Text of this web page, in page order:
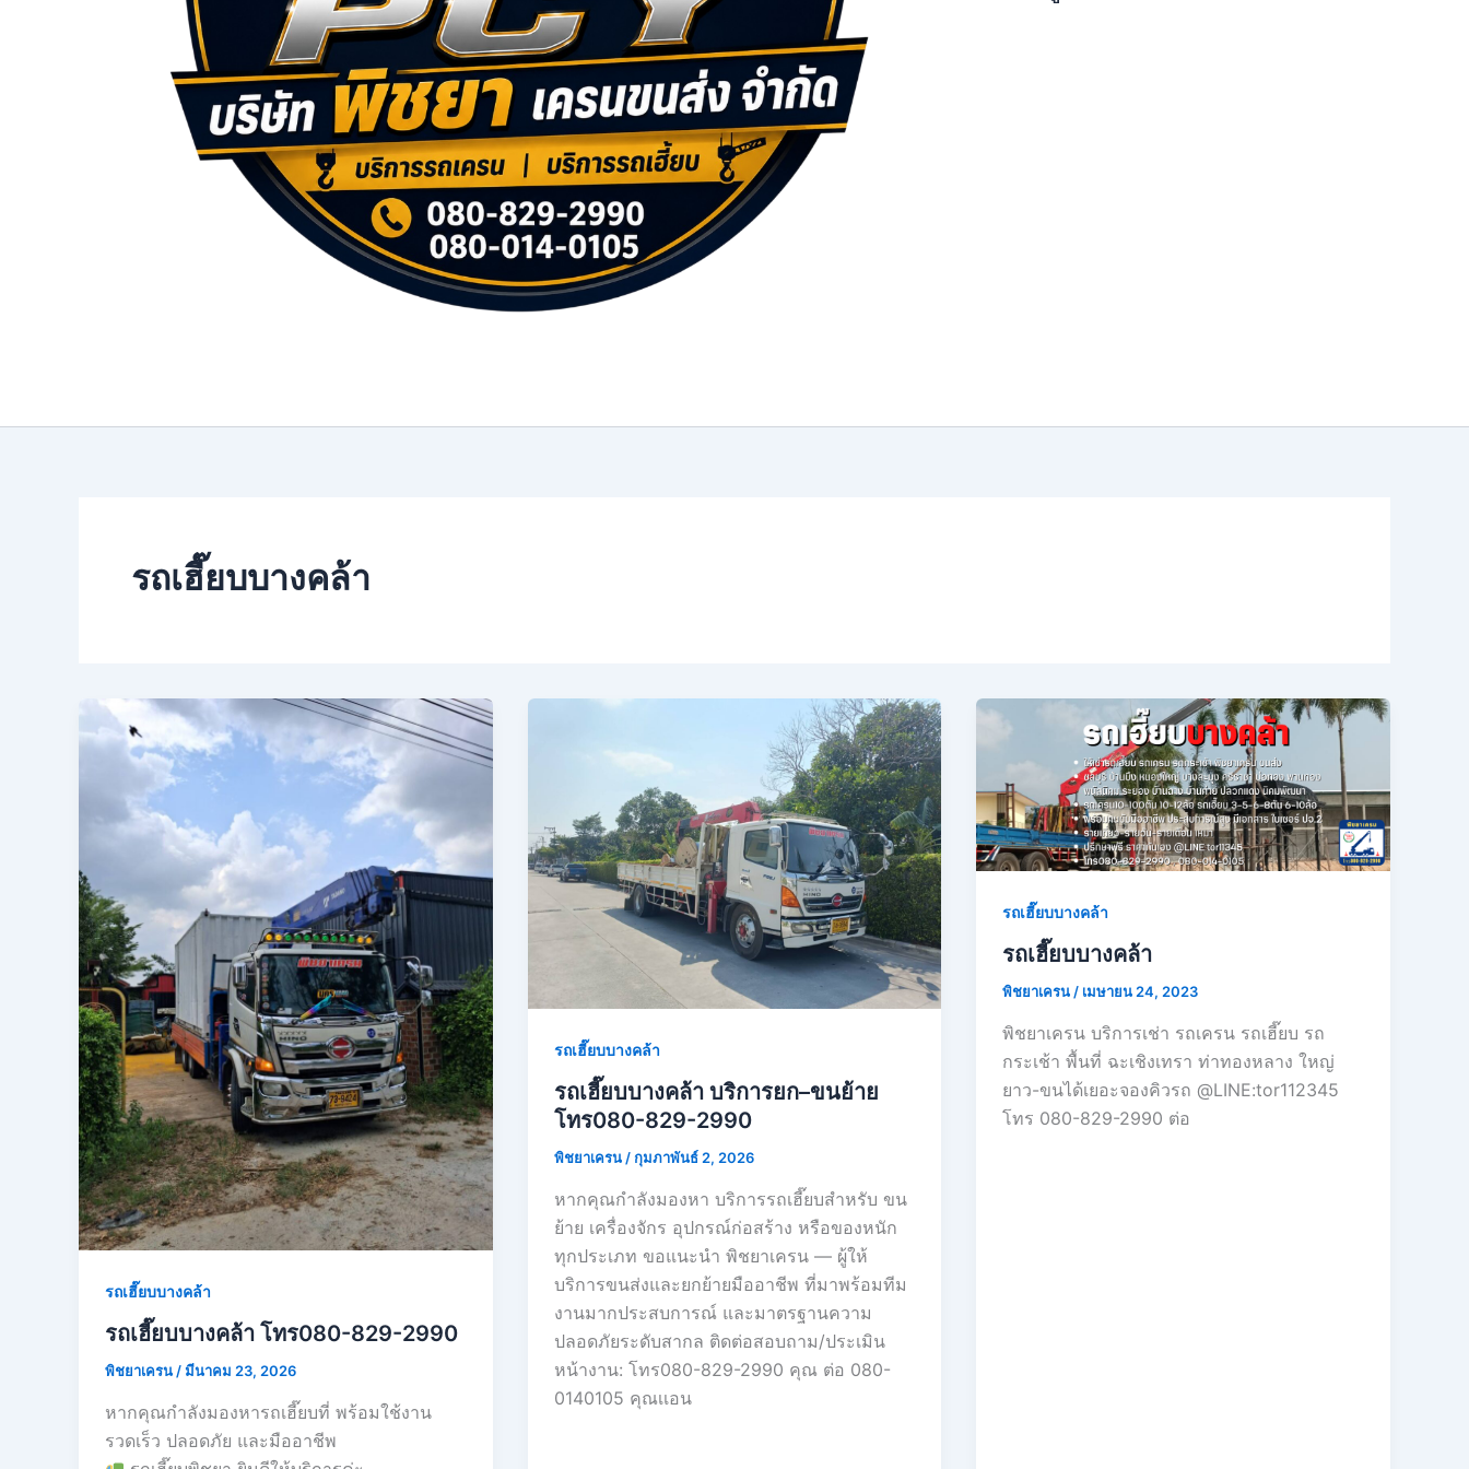
รถเฮี๊ยบบางคล้า
รถเฮี๊ยบบางคล้า
รถเฮี๊ยบบางคล้า โทร080-829-2990
พิชยาเครน /มีนาคม 23, 2026
หากคุณกำลังมองหารถเฮี๊ยบที่ พร้อมใช้งาน
รวดเร็ว ปลอดภัย และมืออาชีพ
รถเฮี๊ยบบางคล้า
รถเฮี๊ยบบางคล้า บริการยก–ขนย้าย
โทร080-829-2990
พิชยาเครน/กุมภาพันธ์ 2, 2026
หากคุณกำลังมองหา บริการรถเฮี๊ยบสำหรับ ขน
ย้าย เครื่องจักร อุปกรณ์ก่อสร้าง หรือของหนัก
ทุกประเภท ขอแนะนำ พิชยาเครน — ผู้ให้
บริการขนส่งและยกย้ายมืออาชีพ ที่มาพร้อมทีม
งานมากประสบการณ์ และมาตรฐานความ
ปลอดภัยระดับสากล ติดต่อสอบถาม/ประเมิน
หน้างาน: โทร080-829-2990 คุณ ต่อ 080-
0140105 คุณเเอน
รถเฮี๊ยบบางคล้า
รถเฮี๊ยบบางคล้า
พิชยาเครน / เมษายน 24, 2023
พิชยาเครน บริการเช่า รถเครน รถเฮี๊ยบ รถ
กระเช้า พื้นที่ ฉะเชิงเทรา ท่าทองหลาง ใหญ่
ยาว-ขนได้เยอะจองคิวรถ @LINE:tor112345
โทร 080-829-2990 ต่อ